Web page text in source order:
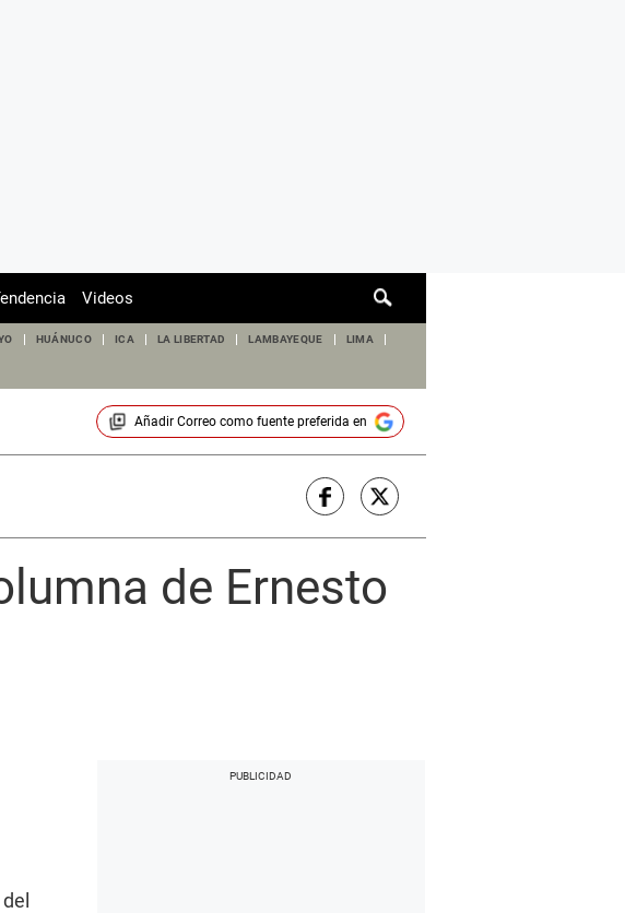
de
Videos
HUÁNUCO ICA LA LIBERTAD LAMBAYEQUE LIMA
Añadir Correocomo fuente preferida en
de Ernesto